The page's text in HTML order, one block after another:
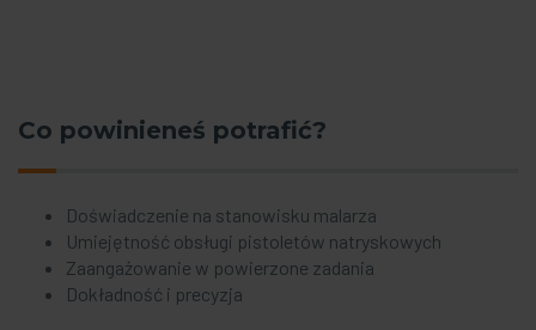
Co powinieneś potrafić?
Doświadczenie na stanowisku malarza
Umiejętność obsługi pistoletów natryskowych
Zaangażowanie w powierzone zadania
Dokładność i precyzja